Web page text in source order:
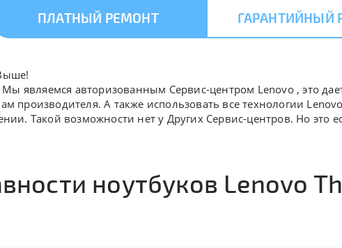
ПЛАТНЫЙ РЕМОНТ ГАРАНТИЙНЫЙ
Мы являемся авторизованным Сервис-центром Lenovo , это
производителя. А также использовать все технологии
Такой возможности нет у Других Сервис-центров. Но это
ноутбуков Lenovo